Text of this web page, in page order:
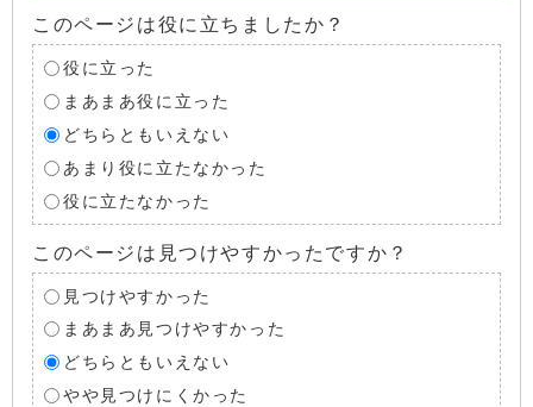
このページは役に立ちましたか？
役に立った
まあまあ役に立った
どちらともいえない
あまり役に立たなかった
役に立たなかった
このページは見つけやすかったですか？
見つけやすかった
まあまあ見つけやすかった
どちらともいえない
やや見つけにくかった